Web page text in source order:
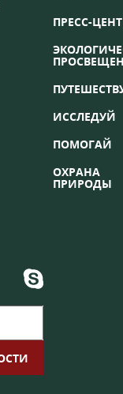
ПРЕСС-
ИССЛЕДУЙ
ПОМОГАЙ
ОХРАНА
ПРИРОДЫ